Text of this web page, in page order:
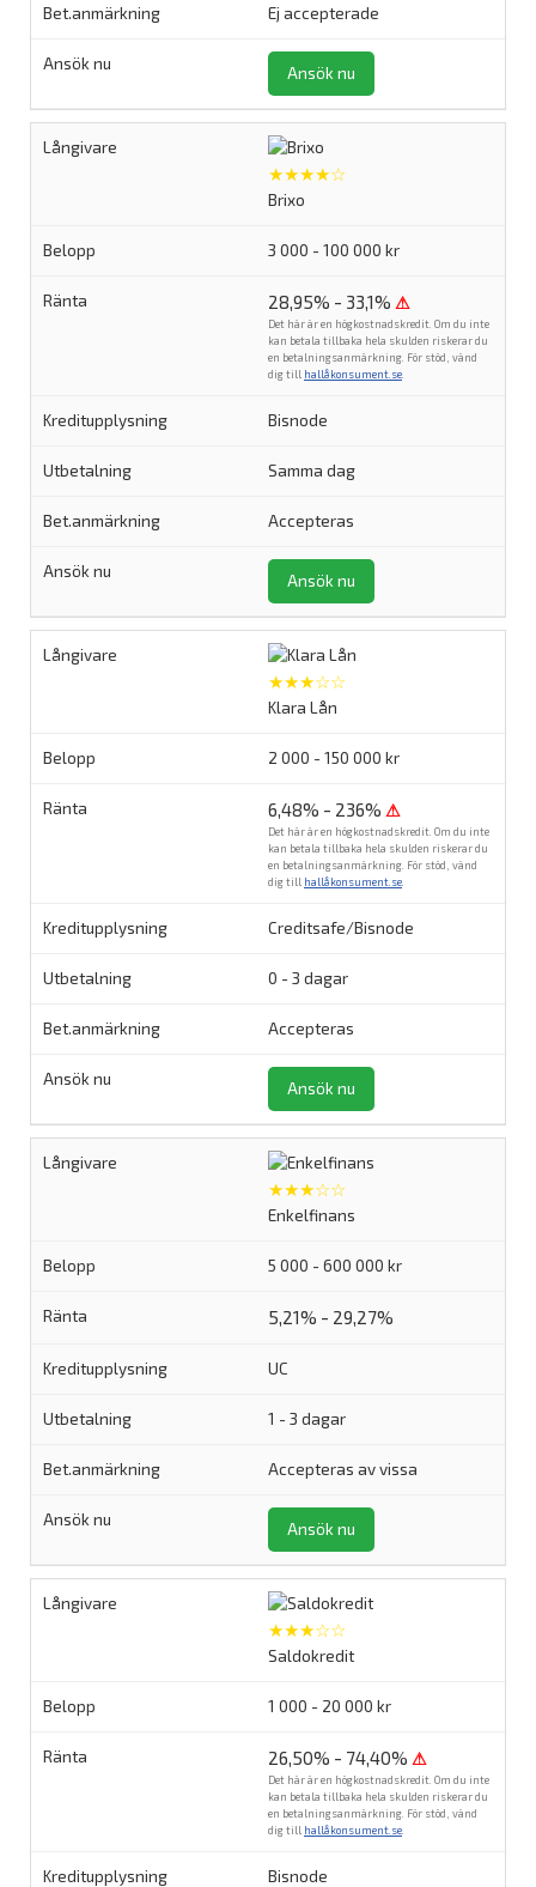
Ej accepterade
Ansök nu
★★★★☆
Brixo
3 000 - 100 000 kr
28,95% - 33,1% ⚠
Det här är en högkostnadskredit. Om du inte
kan betala tillbaka hela skulden riskerar du
en betalningsanmärkning. För stöd, vänd
dig till hallåkonsument.se
Bisnode
Samma dag
Accepteras
Ansök nu
★★★☆☆
Klara Lån
2 000 - 150 000 kr
6,48% - 236% ⚠
Det här är en högkostnadskredit. Om du inte
kan betala tillbaka hela skulden riskerar du
en betalningsanmärkning. För stöd, vänd
dig till hallåkonsument.se
Creditsafe/Bisnode
0 - 3 dagar
Accepteras
Ansök nu
★★★☆☆
Enkelfinans
5 000 - 600 000 kr
5,21% - 29,27%
UC
1 - 3 dagar
Accepteras av vissa
Ansök nu
★★★☆☆
Saldokredit
1 000 - 20 000 kr
26,50% - 74,40% ⚠
Det här är en högkostnadskredit. Om du inte
kan betala tillbaka hela skulden riskerar du
en betalningsanmärkning. För stöd, vänd
dig till hallåkonsument.se
Bisnode